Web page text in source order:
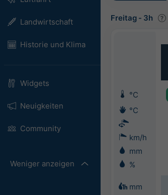
Landwirtschaft
Historie und Klima
Widgets
Neuigkeiten
Community
Weniger anzeigen
Freitag - 3h
°C
°C
km/h
mm
%
mm